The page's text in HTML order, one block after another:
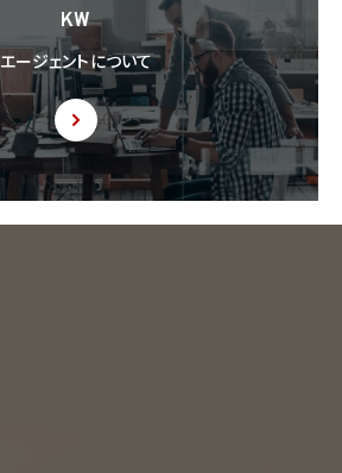
KW
エージェントについて